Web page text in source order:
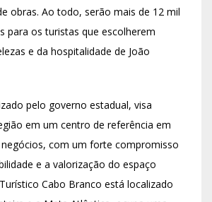
obras. Ao todo, serão mais de 12 mil
para os turistas que escolherem
e da hospitalidade de João
pelo governo estadual, visa
em um centro de referência em
com um forte compromisso
e a valorização do espaço
Cabo Branco está localizado